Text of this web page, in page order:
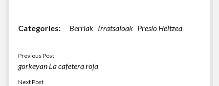
Categories: Berriak Irratsaioak Presio Heltzea
Previous Post
gorkeyan La cafetera roja
Next Post